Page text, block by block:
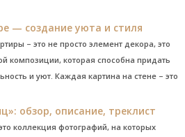
— создание уюта и стиля
– это не просто элемент декора, это
композиции, которая способна придать
и уют. Каждая картина на стене – это
обзор, описание, треклист
коллекция фотографий, на которых